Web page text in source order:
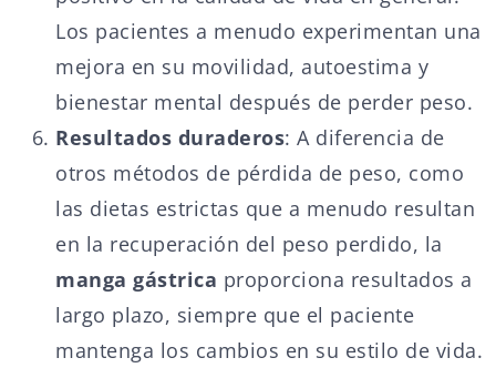
Los pacientes a menudo experimentan una
mejora en su movilidad, autoestima y
bienestar mental después de perder peso.
Resultados duraderos: A diferencia de
otros métodos de pérdida de peso, como
las dietas estrictas que a menudo resultan
en la recuperación del peso perdido, la
manga gástrica proporciona resultados a
largo plazo, siempre que el paciente
mantenga los cambios en su estilo de vida.